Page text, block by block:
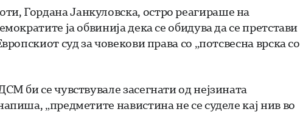
Гордана Јанкуловска, остро реагираше на
ја обвинија дека се обидува да се претстави
суд за човекови права со „потсвесна врска со
би се чувствувале засегнати од нејзината
„предметите навистина не се суделе кај нив во